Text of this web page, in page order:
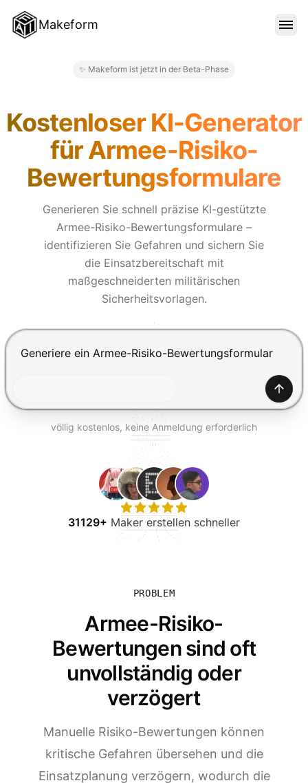
Makeform
BLOG
PREISE
ANMELDEN
✨ Makeform ist jetzt in der Beta-Phase
Kostenloser KI-Generator
für Armee-Risiko-
Bewertungsformulare
Generieren Sie schnell präzise KI-gestützte
Armee-Risiko-Bewertungsformulare –
identifizieren Sie Gefahren und sichern Sie
die Einsatzbereitschaft mit
maßgeschneiderten militärischen
Sicherheitsvorlagen.
Drücke Enter zum Absenden, Shift+Enter für einen
völlig kostenlos, keine Anmeldung erforderlich
31129+ Maker erstellen schneller
PROBLEM
Armee-Risiko-
Bewertungen sind oft
unvollständig oder
verzögert
Manuelle Risiko-Bewertungen können
kritische Gefahren übersehen und die
Einsatzplanung verzögern, wodurch die